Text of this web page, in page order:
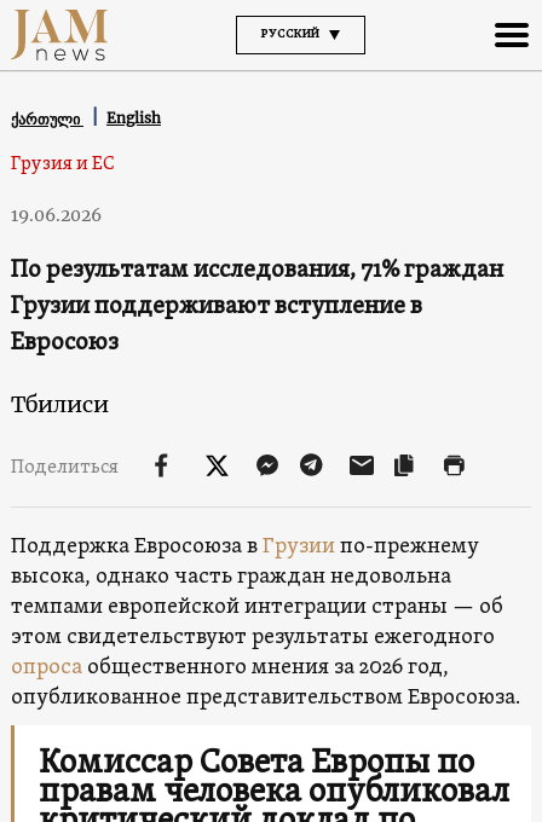
РУССКИЙ
ქართული English
Грузия и ЕС
19.06.2026
По результатам исследования, 71% граждан
Грузии поддерживают вступление в
Евросоюз
Тбилиси
Поделиться
Поддержка Евросоюза вГрузиипо-прежнему
высока, однако часть граждан недовольна
темпами европейской интеграции страны — об
этом свидетельствуют результаты ежегодного
опросаобщественного мнения за 2026 год,
опубликованное представительством Евросоюза.
Комиссар Совета Европы по
правам человека опубликовал